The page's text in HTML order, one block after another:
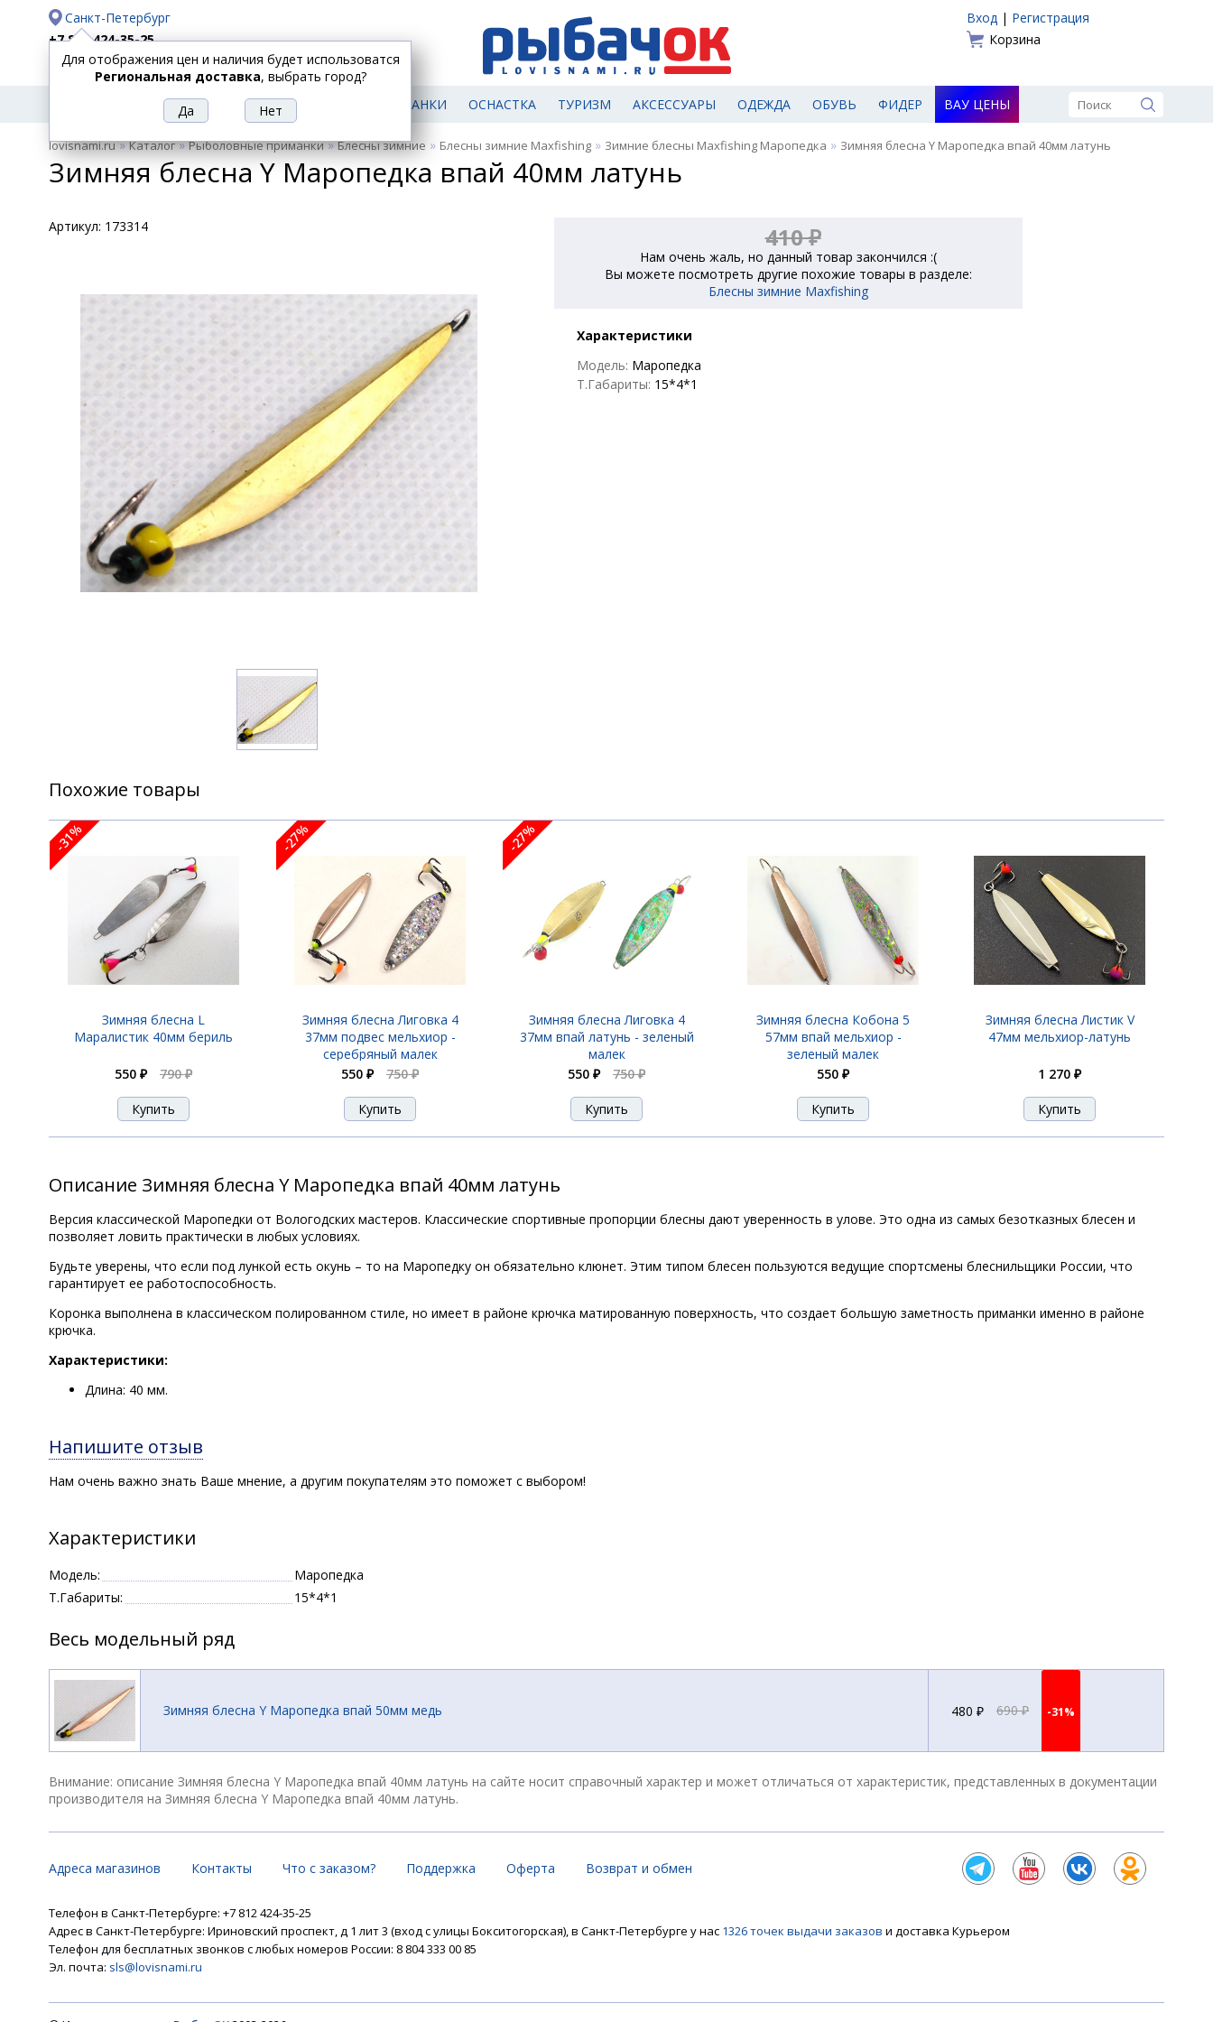
Санкт-Петербург
+7 812 424-35-25
Доставка
Оплата
Вход | Регистрация
Корзина
Для отображения цен и наличия будет использоватся
Региональная доставка, выбрать город?
РЫБОЛОВНЫЕ
ТОВАРЫ
СПИННИНГИ КАТУШКИ ПРИМАНКИ ОСНАСТКА ТУРИЗМ АКСЕССУАРЫ ОДЕЖДА ОБУВЬ ФИДЕР ВАУ ЦЕНЫ
lovisnami.ru»Каталог»Рыболовные приманки»Блесны зимние » Блесны зимние Maxfishing » Зимние блесны Maxfishing Маропедка » Зимняя блесна Y Маропедка впай 40мм латунь
Зимняя блесна Y Маропедка впай 40мм латунь
Артикул: 173314 410 ₽
Нам очень жаль, но данный товар закончился :(
Вы можете посмотреть другие похожие товары в разделе:
Блесны зимние Maxfishing
Характеристики
Модель: Маропедка
Т.Габариты: 15*4*1
Похожие товары
-31%
Зимняя блесна L
Маралистик 40мм бериль
550 ₽ 790 ₽
-27%
Зимняя блесна Лиговка 4
37мм подвес мельхиор -
серебряный малек
550 ₽
750 ₽
-27%
Зимняя блесна Лиговка 4
37мм впай латунь - зеленый
малек
550 ₽
750 ₽
Зимняя блесна Кобона 5
57мм впай мельхиор -
зеленый малек
550 ₽
Зимняя блесна Листик V
47мм мельхиор-латунь
1 270 ₽
Описание Зимняя блесна Y Маропедка впай 40мм латунь
Версия классической Маропедки от Вологодских мастеров. Классические спортивные пропорции блесны дают уверенность в улове. Это одна из самых безотказных блесен и
позволяет ловить практически в любых условиях.
Будьте уверены, что если под лункой есть окунь – то на Маропедку он обязательно клюнет. Этим типом блесен пользуются ведущие спортсмены блеснильщики России, что
гарантирует ее работоспособность.
Коронка выполнена в классическом полированном стиле, но имеет в районе крючка матированную поверхность, что создает большую заметность приманки именно в районе
крючка.
Характеристики:
Длина: 40 мм.
Напишите отзыв
Нам очень важно знать Ваше мнение, а другим покупателям это поможет с выбором!
Характеристики
Модель:
Маропедка
Т.Габариты:
15*4*1
Весь модельный ряд
Зимняя блесна Y Маропедка впай 50мм медь 480 ₽ 690 ₽ -31%
Внимание: описание Зимняя блесна Y Маропедка впай 40мм латунь на сайте носит справочный характер и может отличаться от характеристик, представленных в документации
производителя на Зимняя блесна Y Маропедка впай 40мм латунь.
Адреса магазинов Контакты Что с заказом? Поддержка Оферта Возврат и обмен
Телефон в Санкт-Петербурге: +7 812 424-35-25
Адрес в Санкт-Петербурге: Ириновский проспект, д 1 лит 3 (вход с улицы Бокситогорская), в Санкт-Петербурге у нас 1326 точек выдачи заказов и доставка Курьером
Телефон для бесплатных звонков с любых номеров России: 8 804 333 00 85
Эл. почта: sls@lovisnami.ru